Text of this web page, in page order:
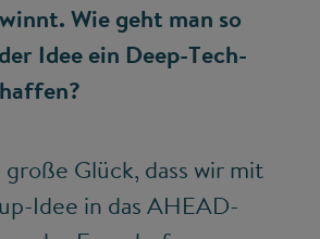
Wie geht man so
Idee ein Deep-Tech-
Glück, dass wir mit
Idee in das AHEAD-